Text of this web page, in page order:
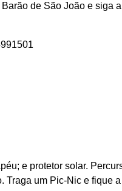
de São João e siga
e protetor solar.
um Pic-Nic e fique